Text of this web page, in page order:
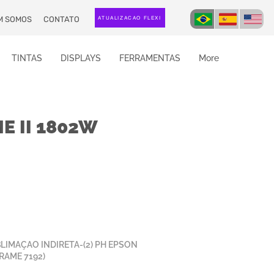
SOMOS CONTATO ATUALIZAÇÃO FLEXI
TINTAS DISPLAYS FERRAMENTAS More
II 1802W
INDIRETA-(2) PH EPSON
7192)